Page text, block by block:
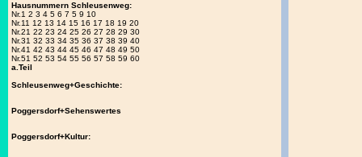
Hausnummern Schleusenweg:
Nr.1 2 3 4 5 6 7 5 9 10
Nr.11 12 13 14 15 16 17 18 19 20
Nr.21 22 23 24 25 26 27 28 29 30
Nr.31 32 33 34 35 36 37 38 39 40
Nr.41 42 43 44 45 46 47 48 49 50
Nr.51 52 53 54 55 56 57 58 59 60
a.Teil
Schleusenweg+Geschichte:
Poggersdorf+Sehenswertes
Poggersdorf+Kultur: